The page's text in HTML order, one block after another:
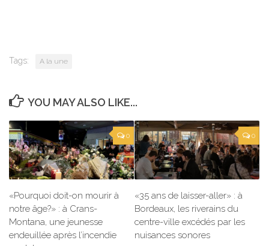
Tags: A la une
YOU MAY ALSO LIKE...
0
«Pourquoi doit-on mourir à
notre âge?» : à Crans-
Montana, une jeunesse
endeuillée après l’incendie
0
«35 ans de laisser-aller» : à
Bordeaux, les riverains du
centre-ville excédés par les
nuisances sonores